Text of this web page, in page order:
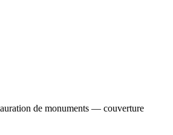
de monuments — couverture